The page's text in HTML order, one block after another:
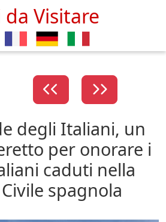
Visitare
degli Italiani, un
per onorare i
caduti nella
spagnola